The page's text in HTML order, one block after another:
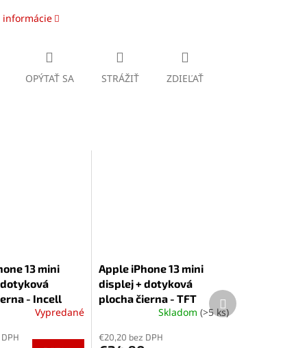
informácie
OPÝTAŤ SA STRÁŽIŤ ZDIEĽAŤ
13 mini
- Incell
Vypredané
Apple iPhone 13 mini
displej + dotyková
plocha čierna - TFT
Skladom (>5 ks)
€20,20 bez DPH
Ďalší
produkt